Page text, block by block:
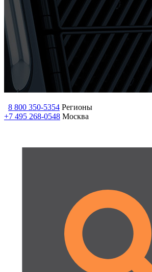
8 800 350-5354 Регионы
+7 495 268-0548 Москва